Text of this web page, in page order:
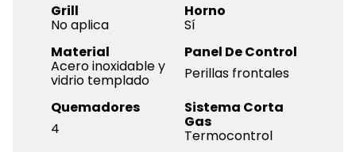
Grill
No aplica
Horno
Sí
Material
Acero inoxidable y
vidrio templado
Panel De Control
Perillas frontales
Quemadores
4
Sistema Corta
Gas
Termocontrol